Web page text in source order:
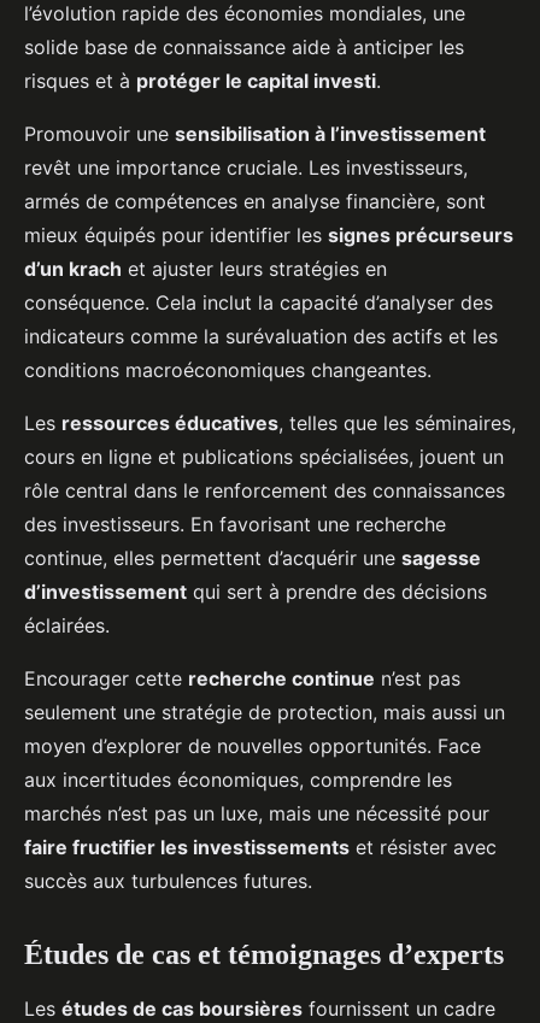
l’évolution rapide des économies mondiales, une
solide base de connaissance aide à anticiper les
risques et à protéger le capital investi.
Promouvoir une sensibilisation à l’investissement
revêt une importance cruciale. Les investisseurs,
armés de compétences en analyse financière, sont
mieux équipés pour identifier les signes précurseurs
d’un krach et ajuster leurs stratégies en
conséquence. Cela inclut la capacité d’analyser des
indicateurs comme la surévaluation des actifs et les
conditions macroéconomiques changeantes.
Les ressources éducatives, telles que les séminaires,
cours en ligne et publications spécialisées, jouent un
rôle central dans le renforcement des connaissances
des investisseurs. En favorisant une recherche
continue, elles permettent d’acquérir une sagesse
d’investissement qui sert à prendre des décisions
éclairées.
Encourager cette recherche continue n’est pas
seulement une stratégie de protection, mais aussi un
moyen d’explorer de nouvelles opportunités. Face
aux incertitudes économiques, comprendre les
marchés n’est pas un luxe, mais une nécessité pour
faire fructifier les investissements et résister avec
succès aux turbulences futures.
Études de cas et témoignages d’experts
Les études de cas boursières fournissent un cadre